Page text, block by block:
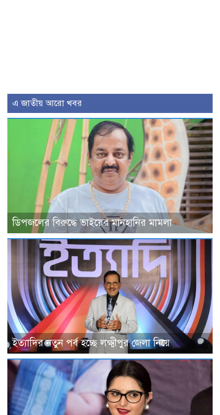
এ জাতীয় আরো খবর
ডিপজলের বিরুদ্ধে ভাইয়ের মানহানির মামলা
ইত্যাদির নতুন পর্ব হচ্ছে লক্ষ্মীপুর জেলা নিয়ে